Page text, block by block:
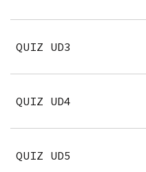
QUIZ UD3
QUIZ UD4
QUIZ UD5